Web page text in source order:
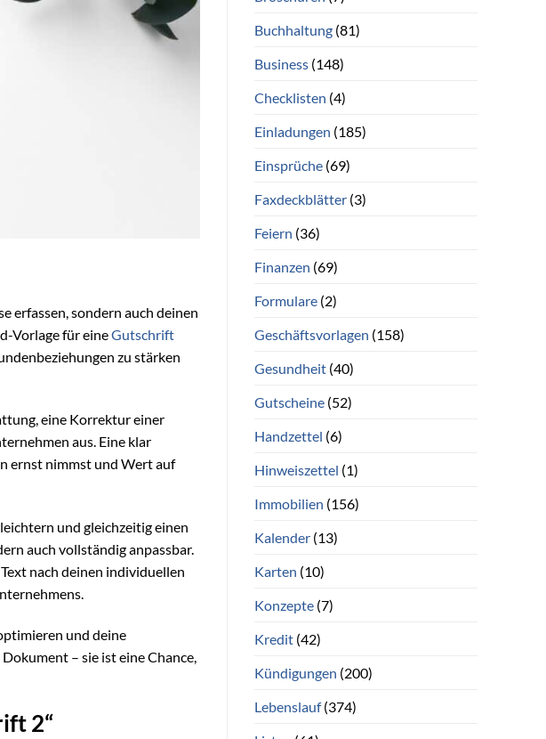
erfassen, sondern auch deinen
Vorlage für eineGutschrift
zu stärken
eine Korrektur einer
aus. Eine klar
ernst nimmst und Wert auf
und gleichzeitig einen
auch vollständig anpassbar.
nach deinen individuellen
und deine
– sie ist eine Chance,
2“
Buchhaltung(81)
Business(148)
Checklisten (4)
Einladungen (185)
Einsprüche(69)
Faxdeckblätter(3)
Feiern (36)
Finanzen (69)
Formulare(2)
Geschäftsvorlagen (158)
Gesundheit(40)
Gutscheine(52)
Handzettel (6)
Hinweiszettel (1)
Immobilien (156)
Kalender(13)
Karten (10)
Konzepte(7)
Kredit(42)
Kündigungen (200)
Lebenslauf(374)